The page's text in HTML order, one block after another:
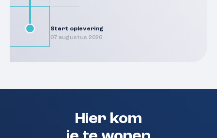
Start oplevering
07 augustus 2026
Hier kom